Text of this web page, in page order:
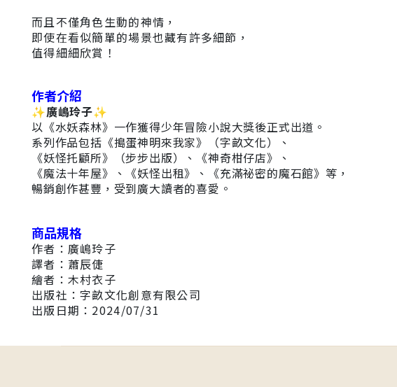
而且不僅角色生動的神情，
即使在看似簡單的場景也藏有許多細節，
值得細細欣賞！
作者介紹
✨廣嶋玲子✨
以《水妖森林》一作獲得少年冒險小說大獎後正式出道。
系列作品包括《搗蛋神明來我家》（字畝文化）、
《妖怪托顧所》（步步出版）、《神奇柑仔店》、
《魔法十年屋》、《妖怪出租》、《充滿祕密的魔石館》等，
暢銷創作甚豐，受到廣大讀者的喜愛。
商品規格
作者：廣嶋玲子
譯者：蕭辰倢
繪者：木村衣子
出版社：字畝文化創意有限公司
出版日期：2024/07/31